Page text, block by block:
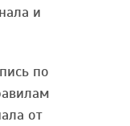
и
по
от